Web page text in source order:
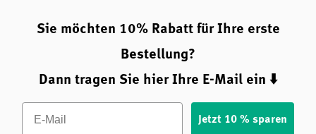
Sie möchten 10% Rabatt für Ihre erste
Bestellung?
Dann tragen Sie hier Ihre E-Mail ein ⬇️
Email
Jetzt 10 % sparen